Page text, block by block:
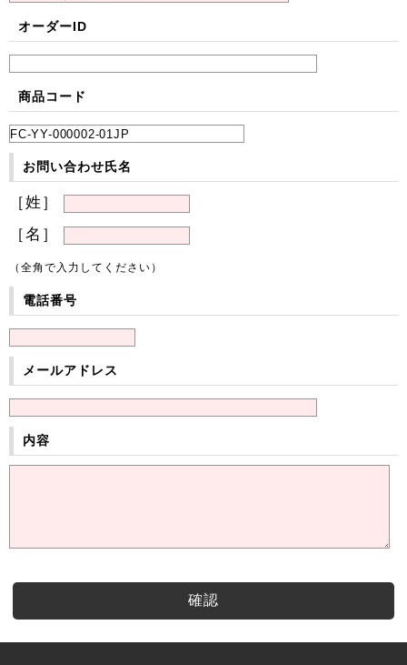
オーダーID
商品コード
お問い合わせ氏名
［姓］
［名］
（全角で入力してください）
電話番号
メールアドレス
内容